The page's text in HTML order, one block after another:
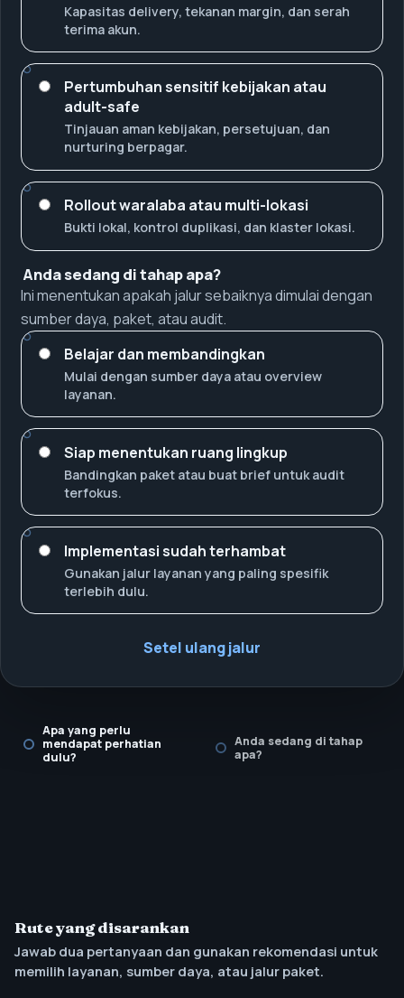
Kapasitas delivery, tekanan margin, dan serah
terima akun.
Pertumbuhan sensitif kebijakan atau
adult-safe
Tinjauan aman kebijakan, persetujuan, dan
nurturing berpagar.
Rollout waralaba atau multi-lokasi
Bukti lokal, kontrol duplikasi, dan klaster lokasi.
Anda sedang di tahap apa?
Ini menentukan apakah jalur sebaiknya dimulai dengan
sumber daya, paket, atau audit.
Belajar dan membandingkan
Mulai dengan sumber daya atau overview
layanan.
Siap menentukan ruang lingkup
Bandingkan paket atau buat brief untuk audit
terfokus.
Implementasi sudah terhambat
Gunakan jalur layanan yang paling spesifik
terlebih dulu.
Setel ulang jalur
Apa yang perlu
mendapat perhatian
dulu?
Anda sedang di tahap
apa?
Rute yang disarankan
Jawab dua pertanyaan dan gunakan rekomendasi untuk
memilih layanan, sumber daya, atau jalur paket.